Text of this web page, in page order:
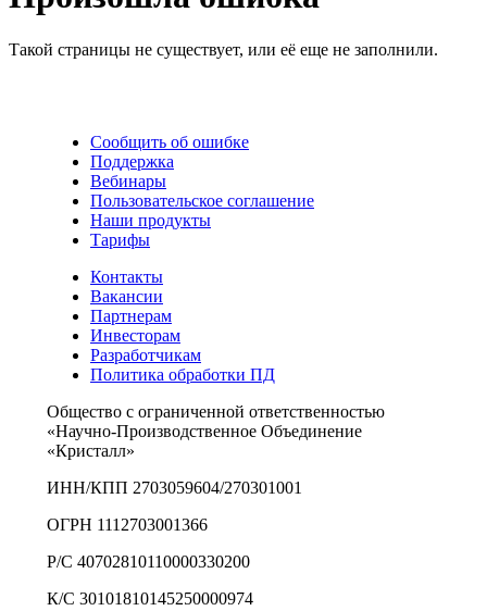
Такой страницы не существует, или её еще не заполнили.
Сообщить об ошибке
Поддержка
Вебинары
Пользовательское соглашение
Наши продукты
Тарифы
Контакты
Вакансии
Партнерам
Инвесторам
Разработчикам
Политика обработки ПД
Общество с ограниченной ответственностью
«Научно-Производственное Объединение
«Кристалл»
ИНН/КПП 2703059604/270301001
ОГРН 1112703001366
Р/С 40702810110000330200
К/С 30101810145250000974